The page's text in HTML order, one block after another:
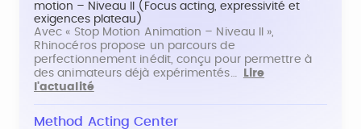
motion – Niveau II (Focus acting, expressivité et
exigences plateau)
Avec « Stop Motion Animation – Niveau II »,
Rhinocéros propose un parcours de
perfectionnement inédit, conçu pour permettre à
des animateurs déjà expérimentés…
Lire
l'actualité
Method Acting Center